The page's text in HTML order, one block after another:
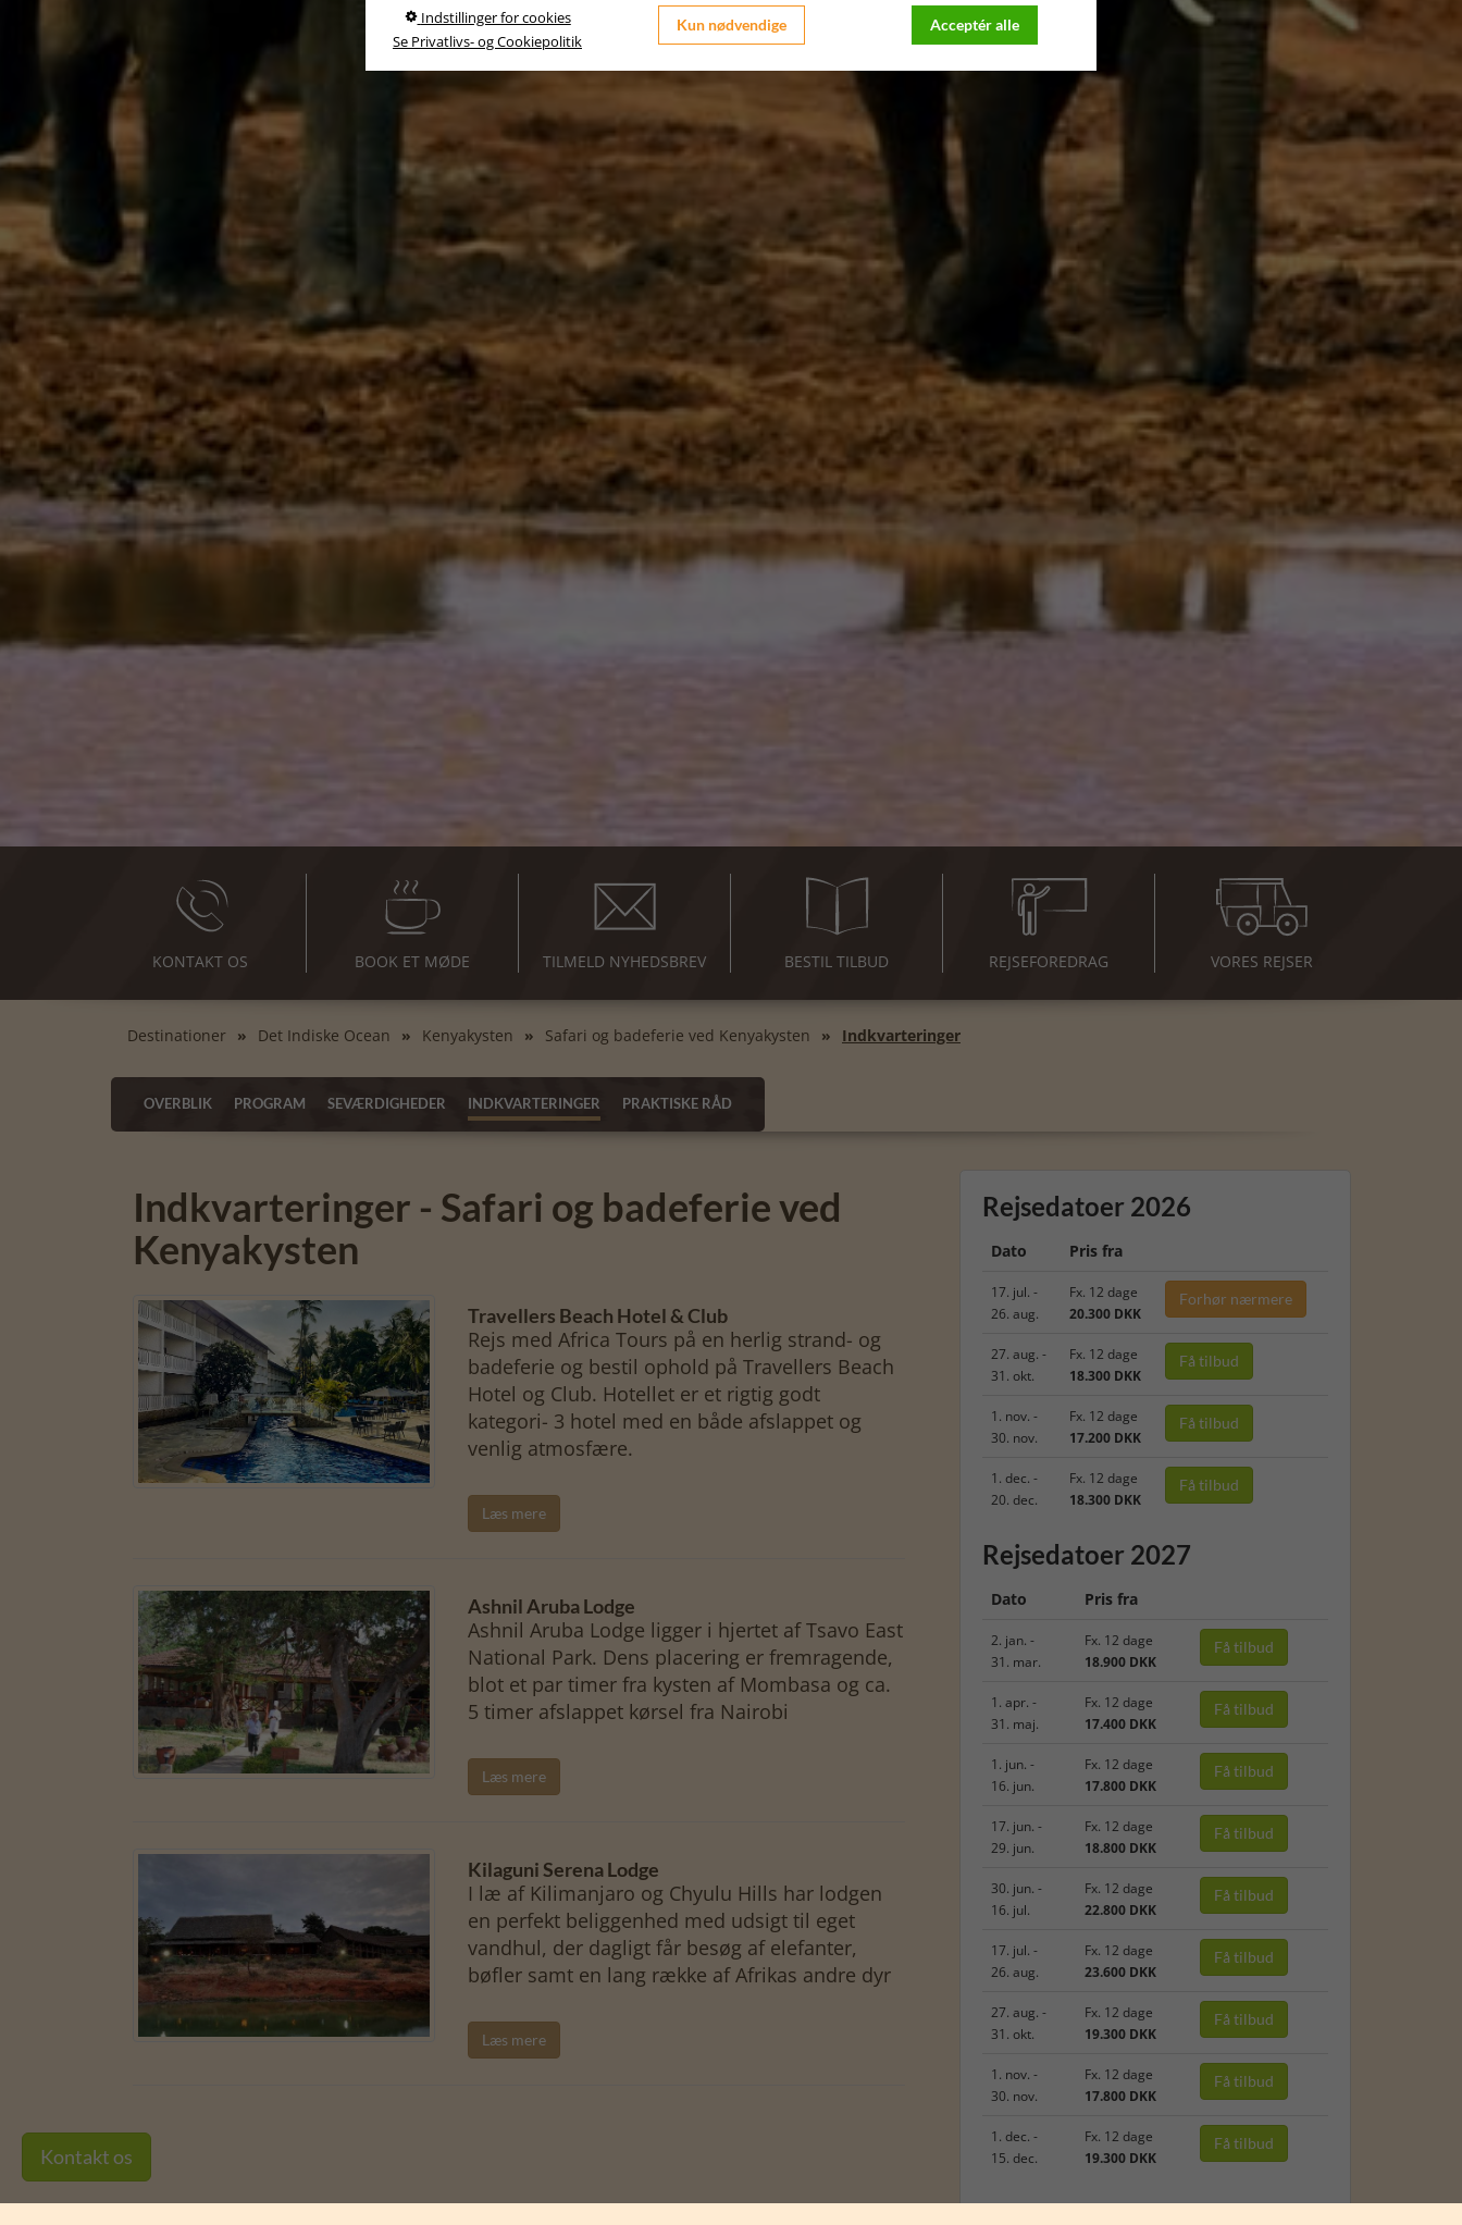
KONTAKT OS BOOK ET MØDE TILMELD NYHEDSBREV BESTIL TILBUD REJSEFOREDRAG VORES REJSER
Destinationer Det Indiske Ocean Kenyakysten Safari og badeferie ved Kenyakysten Indkvarteringer
OVERBLIK PROGRAM SEVÆRDIGHEDER INDKVARTERINGER PRAKTISKE RÅD
Indkvarteringer - Safari og badeferie ved
Kenyakysten
Travellers Beach Hotel & Club
Rejs med Africa Tours på en herlig strand- og
badeferie og bestil ophold på Travellers Beach
Hotel og Club. Hotellet er et rigtig godt
kategori- 3 hotel med en både afslappet og
venlig atmosfære.
Læs mere
Ashnil Aruba Lodge
Ashnil Aruba Lodge ligger i hjertet af Tsavo East
National Park. Dens placering er fremragende,
blot et par timer fra kysten af Mombasa og ca.
5 timer afslappet kørsel fra Nairobi
Læs mere
Kilaguni Serena Lodge
I læ af Kilimanjaro og Chyulu Hills har lodgen
en perfekt beliggenhed med udsigt til eget
vandhul, der dagligt får besøg af elefanter,
bøfler samt en lang række af Afrikas andre dyr
Læs mere
Rejsedatoer 2026
Dato Pris fra
17. jul. -
26. aug.
Fx. 12 dage
20.300 DKK
Forhør nærmere
27. aug. -
31. okt.
Fx. 12 dage
18.300 DKK
Få tilbud
1. nov. -
30. nov.
Fx. 12 dage
17.200 DKK
Få tilbud
1. dec. -
20. dec.
Fx. 12 dage
18.300 DKK
Få tilbud
Rejsedatoer 2027
Dato Pris fra
2. jan. -
31. mar.
Fx. 12 dage
18.900 DKK
Få tilbud
1. apr. -
31. maj.
Fx. 12 dage
17.400 DKK
Få tilbud
1. jun. -
16. jun.
Fx. 12 dage
17.800 DKK
Få tilbud
17. jun. -
29. jun.
Fx. 12 dage
18.800 DKK
Få tilbud
30. jun. -
16. jul.
Fx. 12 dage
22.800 DKK
Få tilbud
17. jul. -
26. aug.
Fx. 12 dage
23.600 DKK
Få tilbud
27. aug. -
31. okt.
Fx. 12 dage
19.300 DKK
Få tilbud
1. nov. -
30. nov.
Fx. 12 dage
17.800 DKK
Få tilbud
1. dec. -
15. dec.
Fx. 12 dage
19.300 DKK
Få tilbud
Indstillinger for cookies
Se Privatlivs- og Cookiepolitik
Kun nødvendige Acceptér alle
Kontakt os